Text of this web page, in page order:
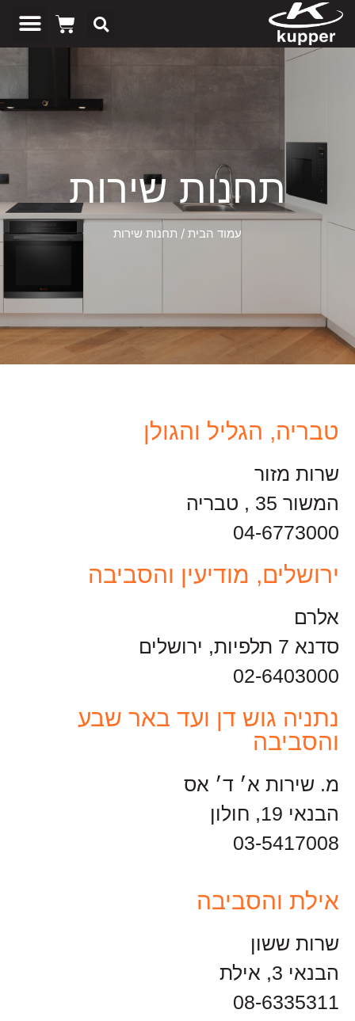
תחנות שירות
עמוד הבית / תחנות שירות
טבריה, הגליל והגולן
שרות מזור
המשור 35 , טבריה
04-6773000
ירושלים, מודיעין והסביבה
אלרם
סדנא 7 תלפיות, ירושלים
02-6403000
נתניה גוש דן ועד באר שבע
והסביבה
מ. שירות א׳ ד׳ אס
הבנאי 19, חולון
03-5417008
אילת והסביבה
שרות ששון
הבנאי 3, אילת
08-6335311